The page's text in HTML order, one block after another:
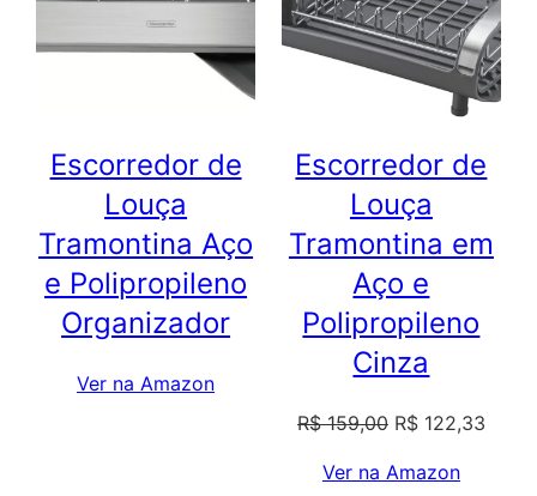
Escorredor de
Louça
Tramontina Aço
e Polipropileno
Organizador
Ver na Amazon
Escorredor de
Louça
Tramontina em
Aço e
Polipropileno
Cinza
R$159,00 O
original
R$122,33O
Ver na Amazon